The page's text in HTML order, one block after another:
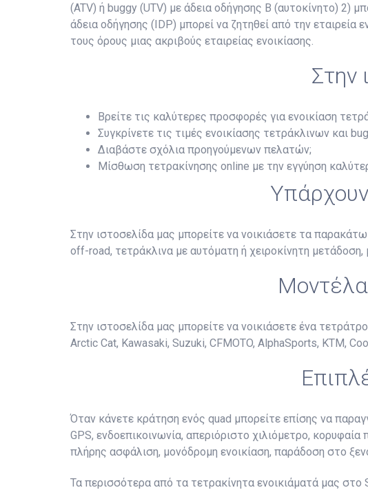
(ATV) ή buggy (UTV) με άδεια οδήγησης B (αυτοκίνητο) 2)
άδεια οδήγησης (IDP) μπορεί να ζητηθεί από την
τους όρους μιας ακριβούς εταιρείας ενοικίασης.
Στην
Βρείτε τις καλύτερες προσφορές για ενοικίαση
Συγκρίνετε τις τιμές ενοικίασης τετράκλινων και
Διαβάστε σχόλια προηγούμενων πελατών;
Μίσθωση τετρακίνησης online με την εγγύηση
Στην ιστοσελίδα μας μπορείτε να νοικιάσετε τα
off-road, τετράκλινα με αυτόματη ή χειροκίνητη
Στην ιστοσελίδα μας μπορείτε να νοικιάσετε ένα
Arctic Cat, Kawasaki, Suzuki, CFMOTO, AlphaSports, KTM,
Όταν κάνετε κράτηση ενός quad μπορείτε επίσης να
GPS, ενδοεπικοινωνία, απεριόριστο χιλιόμετρο,
πλήρης ασφάλιση, μονόδρομη ενοικίαση, παράδοση στο
Τα περισσότερα από τα τετρακίνητα ενοικιάματά μας